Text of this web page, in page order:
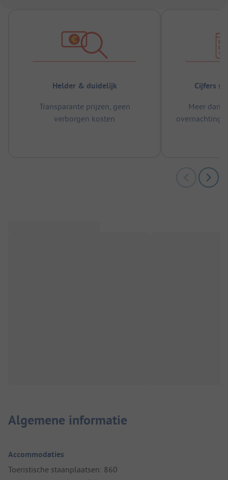
Helder & duidelijk
Transparante prijzen, geen
verborgen kosten
Cijfers
Meer dan
Algemene informatie
Accommodaties
Toeristische staanplaatsen: 860